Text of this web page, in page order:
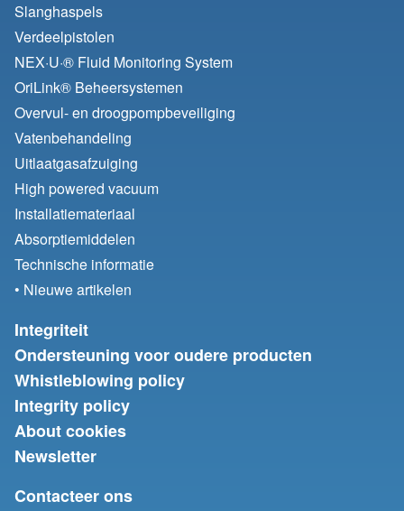
Slanghaspels
Verdeelpistolen
NEX·U·® Fluid Monitoring System
OriLink® Beheersystemen
Overvul- en droogpompbeveiliging
Vatenbehandeling
Uitlaatgasafzuiging
High powered vacuum
Installatiemateriaal
Absorptiemiddelen
Technische informatie
• Nieuwe artikelen
Integriteit
Ondersteuning voor oudere producten
Whistleblowing policy
Integrity policy
About cookies
Newsletter
Contacteer ons